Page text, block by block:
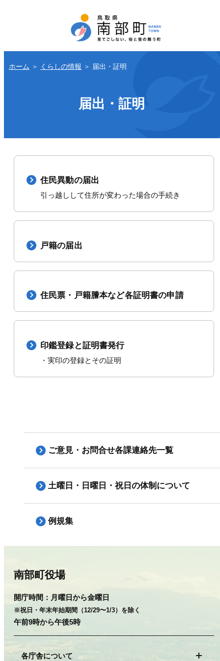
ホーム ＞ くらしの情報 ＞ 届出・証明
届出・証明
住民異動の届出
引っ越しして住所が変わった場合の手続き
戸籍の届出
住民票・戸籍謄本など各証明書の申請
印鑑登録と証明書発行
・実印の登録とその証明
ご意見・お問合せ各課連絡先一覧
土曜日・日曜日・祝日の体制について
例規集
南部町役場
開庁時間： 月曜日から金曜日
※祝日・年末年始期間（12/29〜1/3）を除く
午前9時から午後5時
各庁舎について